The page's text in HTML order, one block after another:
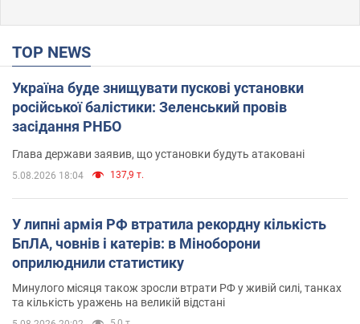
TOP NEWS
Україна буде знищувати пускові установки
російської балістики: Зеленський провів
засідання РНБО
Глава держави заявив, що установки будуть атаковані
5.08.2026 18:04 137,9 т.
У липні армія РФ втратила рекордну кількість
БпЛА, човнів і катерів: в Міноборони
оприлюднили статистику
Минулого місяця також зросли втрати РФ у живій силі, танках
та кількість уражень на великій відстані